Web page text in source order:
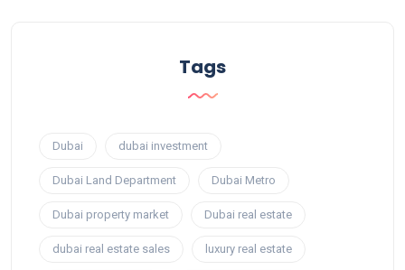
Tags
Dubai dubai investment
Dubai Land Department Dubai Metro
Dubai property market Dubai real estate
dubai real estate sales luxury real estate